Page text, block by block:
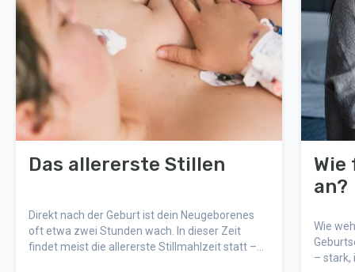
Das allererste Stillen
Direkt nach der Geburt ist dein Neugeborenes
oft etwa zwei Stunden wach. In dieser Zeit
findet meist die allererste Stillmahlzeit statt –
Wie
an?
Wie
– stark,